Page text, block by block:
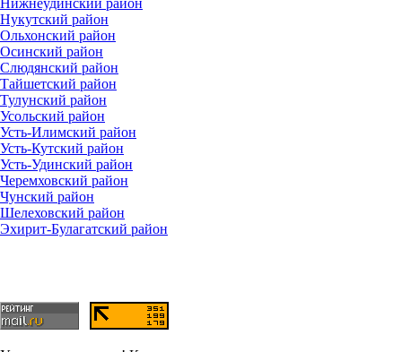
Нижнеудинский район
Нукутский район
Ольхонский район
Осинский район
Слюдянский район
Тайшетский район
Тулунский район
Усольский район
Усть-Илимский район
Усть-Кутский район
Усть-Удинский район
Черемховский район
Чунский район
Шелеховский район
Эхирит-Булагатский район